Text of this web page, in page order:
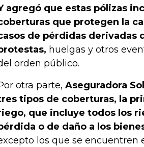
agregó que estas pólizas
que protegen la
de pérdidas derivadas
huelgas y otros
orden público.
otra parte, Aseguradora
tipos de coberturas, la
que incluye todos los
o de daño a los
los que se encuentren